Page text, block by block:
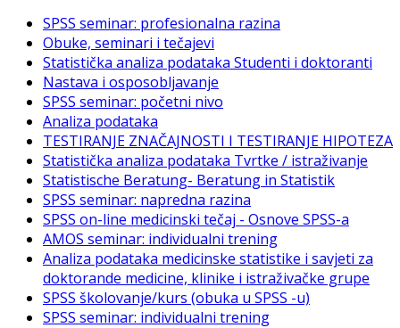
SPSS seminar: profesionalna razina
Obuke, seminari i tečajevi
Statistička analiza podataka Studenti i doktoranti
Nastava i osposobljavanje
SPSS seminar: početni nivo
Analiza podataka
TESTIRANJE ZNAČAJNOSTI I TESTIRANJE HIPOTEZA
Statistička analiza podataka Tvrtke / istraživanje
Statistische Beratung- Beratung in Statistik
SPSS seminar: napredna razina
SPSS on-line medicinski tečaj - Osnove SPSS-a
AMOS seminar: individualni trening
Analiza podataka medicinske statistike i savjeti za
doktorande medicine, klinike i istraživačke grupe
SPSS školovanje/kurs (obuka u SPSS -u)
SPSS seminar: individualni trening